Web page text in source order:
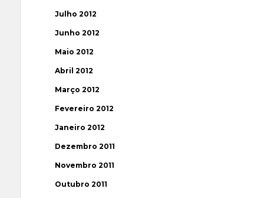
Julho 2012
Junho 2012
Maio 2012
Abril 2012
Março 2012
Fevereiro 2012
Janeiro 2012
Dezembro 2011
Novembro 2011
Outubro 2011